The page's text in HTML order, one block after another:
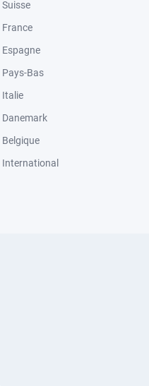
Suisse
France
Espagne
Pays-Bas
Italie
Danemark
Belgique
International